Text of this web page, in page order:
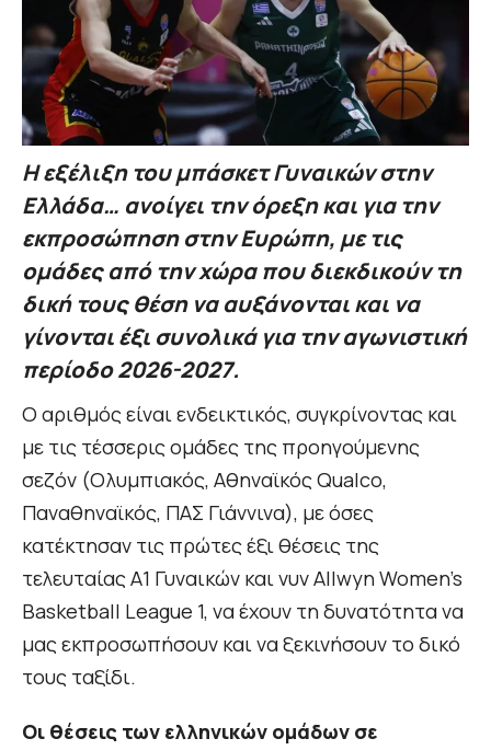
Η εξέλιξη του μπάσκετ Γυναικών στην
Ελλάδα… ανοίγει την όρεξη και για την
εκπροσώπηση στην Ευρώπη, με τις
ομάδες από την χώρα που διεκδικούν τη
δική τους θέση να αυξάνονται και να
γίνονται έξι συνολικά για την αγωνιστική
περίοδο 2026-2027.
Ο αριθμός είναι ενδεικτικός, συγκρίνοντας και
με τις τέσσερις ομάδες της προηγούμενης
σεζόν (Ολυμπιακός, Αθηναϊκός Qualco,
Παναθηναϊκός, ΠΑΣ Γιάννινα), με όσες
κατέκτησαν τις πρώτες έξι θέσεις της
τελευταίας Α1 Γυναικών και νυν Allwyn Women’s
Basketball League 1, να έχουν τη δυνατότητα να
μας εκπροσωπήσουν και να ξεκινήσουν το δικό
τους ταξίδι.
Οι θέσεις των ελληνικών ομάδων σε